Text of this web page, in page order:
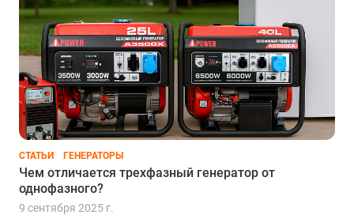
СТАТЬИ ГЕНЕРАТОРЫ
Чем отличается трехфазный генератор от
однофазного?
9 сентября 2025 г.